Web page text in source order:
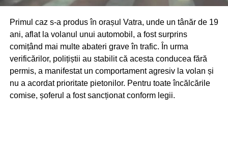
Primul caz s-a produs în orașul Vatra, unde un tânăr de 19
ani, aflat la volanul unui automobil, a fost surprins
comițând mai multe abateri grave în trafic. În urma
verificărilor, polițiștii au stabilit că acesta conducea fără
permis, a manifestat un comportament agresiv la volan și
nu a acordat prioritate pietonilor. Pentru toate încălcările
comise, șoferul a fost sancționat conform legii.